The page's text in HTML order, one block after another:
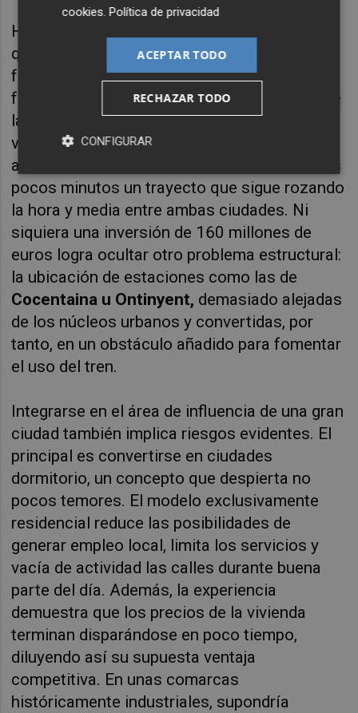
Hoy, esa posibilidad se parece más a una
quimera que a un verdadero proyecto de
futuro. A excepción de Xàtiva, conectada por
ferrocarril con Valencia y Alicante, el resto de
las comarcas centrales apenas dispone de la
vetusta línea Alcoy-Xàtiva. La remodelación
actualmente en marcha apenas reducirá unos
pocos minutos un trayecto que sigue rozando
la hora y media entre ambas ciudades. Ni
siquiera una inversión de 160 millones de
euros logra ocultar otro problema estructural:
la ubicación de estaciones como las de
Cocentaina u Ontinyent, demasiado alejadas
de los núcleos urbanos y convertidas, por
tanto, en un obstáculo añadido para fomentar
el uso del tren.
Integrarse en el área de influencia de una gran
ciudad también implica riesgos evidentes. El
principal es convertirse en ciudades
dormitorio, un concepto que despierta no
pocos temores. El modelo exclusivamente
residencial reduce las posibilidades de
generar empleo local, limita los servicios y
vacía de actividad las calles durante buena
parte del día. Además, la experiencia
demuestra que los precios de la vivienda
terminan disparándose en poco tiempo,
diluyendo así su supuesta ventaja
competitiva. En unas comarcas
históricamente industriales, supondría
cookies.Política de privacidad
ACEPTAR TODO
RECHAZAR TODO
CONFIGURAR